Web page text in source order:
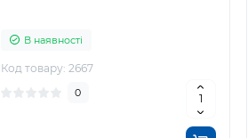
В наявності
Код товару: 2667
0